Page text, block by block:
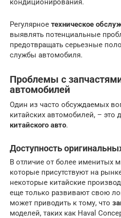
кондиционирования.
Регулярное техническое
выявлять потенциальные
предотвращать серьезные
службы автомобиля.
Проблемы с
автомобилей
Один из часто обсуждаемых
китайских автомобилей, – это
китайского авто.
Доступность
В отличие от более именитых
которые присутствуют на
некоторые китайские
еще только развивают свою
может приводить к тому, что
моделей, таких как Haval